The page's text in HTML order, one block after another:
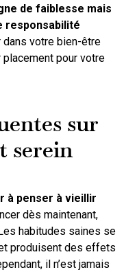
de faiblesse mais
responsabilité
dans votre bien-être
placement pour votre
sur
serein
à penser à vieillir
dès maintenant,
habitudes saines se
produisent des effets
il n’est jamais